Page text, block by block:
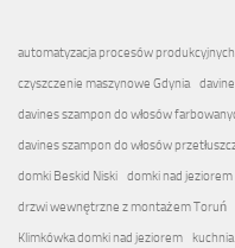
automatyzacja procesów produkcyjnych
czyszczenie maszynowe Gdynia
davines szampon do włosów
davines szampon do włosów
domki Beskid Niski
domki nad jeziorem
drzwi wewnętrzne z montażem Toruń
Klimkówka domki nad jeziorem